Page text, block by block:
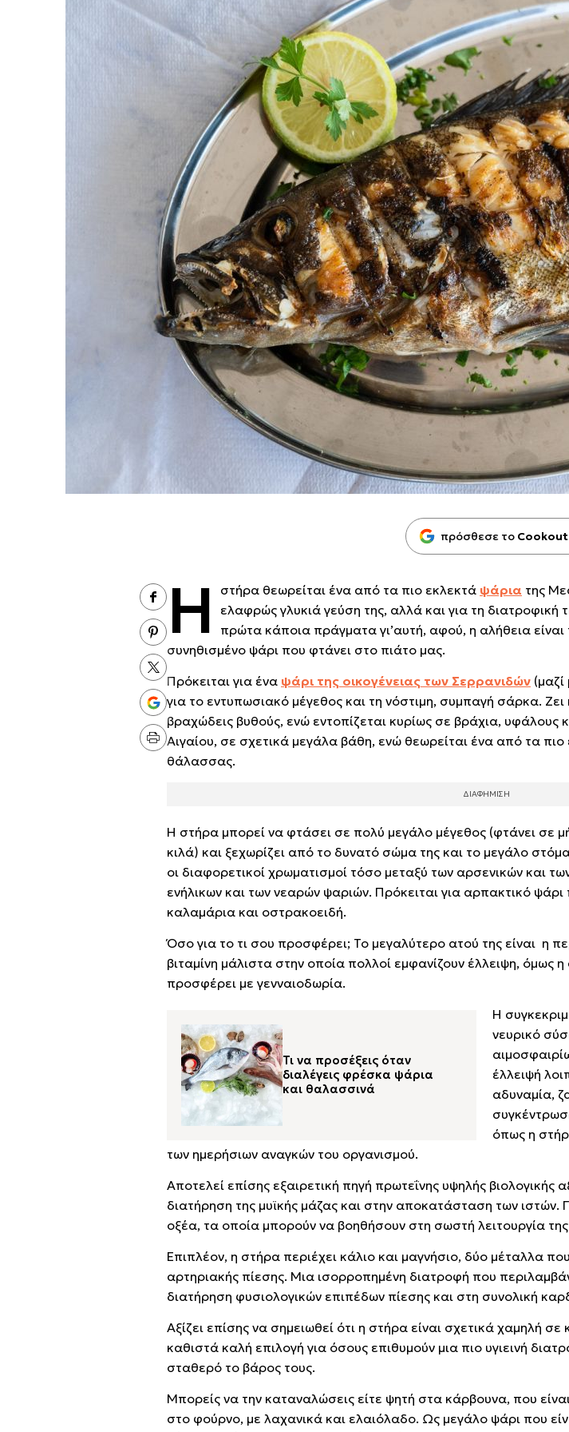
πρόσθεσε το
Η στήρα θεωρείται ένα από τα πιο εκλεκτά ψάρια της
ελαφρώς γλυκιά γεύση της, αλλά και για τη διατροφική
πρώτα κάποια πράγματα γι’αυτή, αφού, η αλήθεια είναι
συνηθισμένο ψάρι που φτάνει στο πιάτο μας.
Πρόκειται για ένα ψάρι της οικογένειας των Σερρανιδών
για το εντυπωσιακό μέγεθος και τη νόστιμη, συμπαγή σάρκα.
βραχώδεις βυθούς, ενώ εντοπίζεται κυρίως σε βράχια, υφάλους
Αιγαίου, σε σχετικά μεγάλα βάθη, ενώ θεωρείται ένα από τα πιο
θάλασσας.
Η στήρα μπορεί να φτάσει σε πολύ μεγάλο μέγεθος (φτάνει σε
κιλά) και ξεχωρίζει από το δυνατό σώμα της και το μεγάλο
οι διαφορετικοί χρωματισμοί τόσο μεταξύ των αρσενικών και
ενήλικων και των νεαρών ψαριών. Πρόκειται για αρπακτικό
καλαμάρια και οστρακοειδή.
Όσο για το τι σου προσφέρει; Το μεγαλύτερο ατού της είναι η
βιταμίνη μάλιστα στην οποία πολλοί εμφανίζουν έλλειψη, όμως
προσφέρει με γενναιοδωρία.
Τι να προσέξεις όταν
διαλέγεις φρέσκα ψάρια
και θαλασσινά
Η
νευρικό
έλλειψή
αδυναμία,
όπως η
των ημερήσιων αναγκών του οργανισμού.
Αποτελεί επίσης εξαιρετική πηγή πρωτεΐνης υψηλής βιολογικής
διατήρηση της μυϊκής μάζας και στην αποκατάσταση των
οξέα, τα οποία μπορούν να βοηθήσουν στη σωστή λειτουργία
Επιπλέον, η στήρα περιέχει κάλιο και μαγνήσιο, δύο μέταλλα
αρτηριακής πίεσης. Μια ισορροπημένη διατροφή που
διατήρηση φυσιολογικών επιπέδων πίεσης και στη συνολική
Αξίζει επίσης να σημειωθεί ότι η στήρα είναι σχετικά χαμηλή
καθιστά καλή επιλογή για όσους επιθυμούν μια πιο υγιεινή
σταθερό το βάρος τους.
Μπορείς να την καταναλώσεις είτε ψητή στα κάρβουνα, που
στο φούρνο, με λαχανικά και ελαιόλαδο. Ως μεγάλο ψάρι που